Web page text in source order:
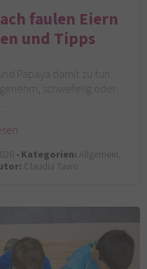
faulen Eiern
und Tipps
Papaya damit zu tun
schwefelig oder
•Kategorien: Allgemein,
Claudia Tawo